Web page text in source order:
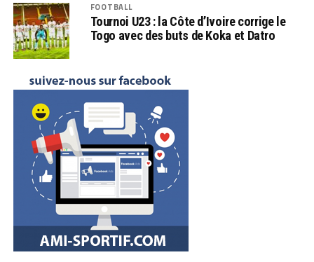
FOOTBALL
Tournoi U23 : la Côte d’Ivoire corrige le
Togo avec des buts de Koka et Datro